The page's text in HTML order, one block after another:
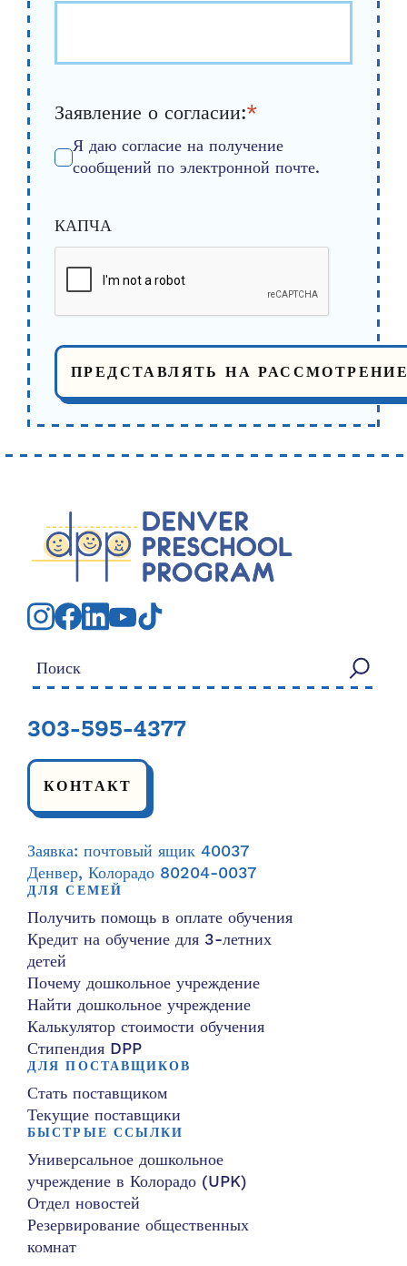
Заявление о согласии:*
Я даю согласие на получение
сообщений по электронной почте.
КАПЧА
Искать:
303-595-4377
КОНТАКТ
Заявка: почтовый ящик 40037
Денвер, Колорадо 80204-0037
ДЛЯ СЕМЕЙ
Получить помощь в оплате обучения
Кредит на обучение для 3-летних
детей
Почему дошкольное учреждение
Найти дошкольное учреждение
Калькулятор стоимости обучения
Стипендия DPP
ДЛЯ ПОСТАВЩИКОВ
Стать поставщиком
Текущие поставщики
БЫСТРЫЕ ССЫЛКИ
Универсальное дошкольное
учреждение в Колорадо (UPK)
Отдел новостей
Резервирование общественных
комнат